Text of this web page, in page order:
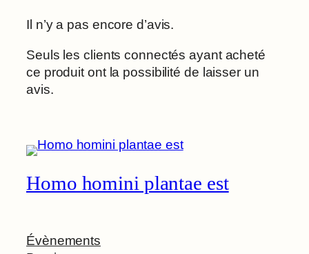
Il n’y a pas encore d’avis.
Seuls les clients connectés ayant acheté
ce produit ont la possibilité de laisser un
avis.
Homo homini plantae est
Évènements